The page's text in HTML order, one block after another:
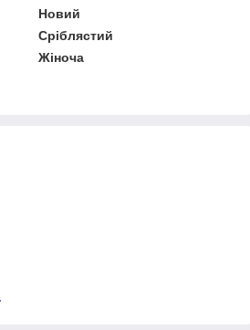
Новий
Сріблястий
Жіноча